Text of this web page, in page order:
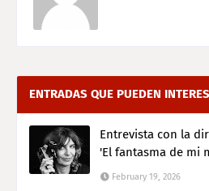
ENTRADAS QUE PUEDEN
Entrevista con la
'El fantasma de mi
February 19, 2026